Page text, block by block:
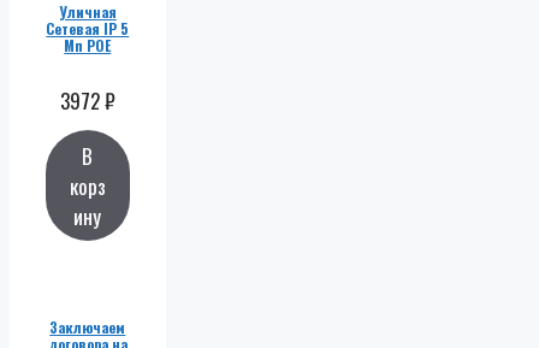
Уличная
Сетевая IP 5
Мп POE
3972₽
В
корз
ину
Заключаем